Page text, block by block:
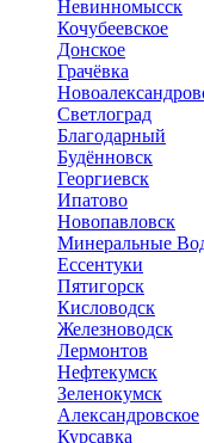
Невинномысск
Кочубеевское
Донское
Грачёвка
Светлоград
Благодарный
Будённовск
Георгиевск
Ипатово
Новопавловск
Минеральные
Ессентуки
Пятигорск
Кисловодск
Железноводск
Лермонтов
Нефтекумск
Зеленокумск
Александровское
Курсавка